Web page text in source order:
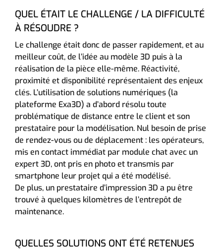
QUEL ÉTAIT LE CHALLENGE / LA DIFFICULTÉ
À RÉSOUDRE ?
Le challenge était donc de passer rapidement, et au
meilleur coût, de l’idée au modèle 3D puis à la
réalisation de la pièce elle-même. Réactivité,
proximité et disponibilité représentaient des enjeux
clés. L’utilisation de solutions numériques (la
plateforme Exa3D) a d’abord résolu toute
problématique de distance entre le client et son
prestataire pour la modélisation. Nul besoin de prise
de rendez-vous ou de déplacement : les opérateurs,
mis en contact immédiat par module chat avec un
expert 3D, ont pris en photo et transmis par
smartphone leur projet qui a été modélisé.
De plus, un prestataire d’impression 3D a pu être
trouvé à quelques kilomètres de l’entrepôt de
maintenance.
QUELLES SOLUTIONS ONT ÉTÉ RETENUES